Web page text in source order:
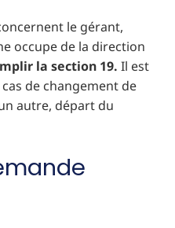
le gérant,
occupe de la direction
la section 19. Il est
de changement de
autre, départ du